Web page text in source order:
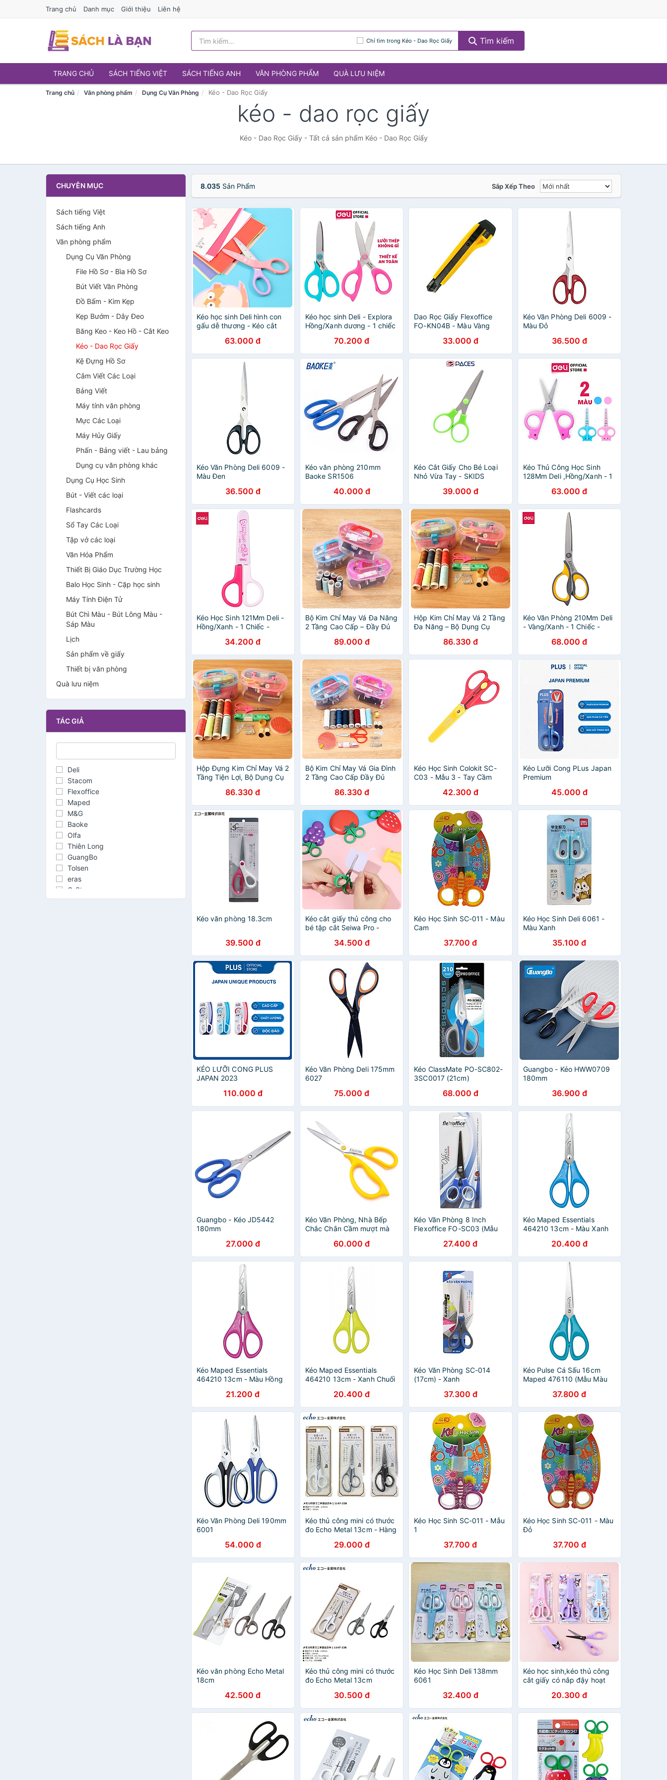
Trang chủ Danh mục Giới thiệu Liên hệ
Chỉ tìm trong Kéo - Dao Rọc Giấy Tìm kiếm
TRANG CHỦ SÁCH TIẾNG VIỆT SÁCH TIẾNG ANH VĂN PHÒNG PHẨM QUÀ LƯU NIỆM
Trang chủ Văn phòng phẩm Dụng Cụ Văn Phòng Kéo - Dao Rọc Giấy
kéo - dao rọc giấy
Kéo - Dao Rọc Giấy - Tất cả sản phẩm Kéo - Dao Rọc Giấy
CHUYÊN MỤC
Sách tiếng Việt
Sách tiếng Anh
Văn phòng phẩm
Dụng Cụ Văn Phòng
File Hồ Sơ - Bìa Hồ Sơ
Bút Viết Văn Phòng
Đồ Bấm - Kim Kẹp
Kẹp Bướm - Dây Đeo
Băng Keo - Keo Hồ - Cắt Keo
Kéo - Dao Rọc Giấy
Kệ Đựng Hồ Sơ
Cắm Viết Các Loại
Bảng Viết
Máy tính văn phòng
Mực Các Loại
Máy Hủy Giấy
Phấn - Bảng viết - Lau bảng
Dụng cụ văn phòng khác
Dụng Cụ Học Sinh
Bút - Viết các loại
Flashcards
Sổ Tay Các Loại
Tập vở các loại
Văn Hóa Phẩm
Thiết Bị Giáo Dục Trường Học
Balo Học Sinh - Cặp học sinh
Máy Tính Điện Tử
Bút Chì Màu - Bút Lông Màu -
Sáp Màu
Lịch
Sản phẩm về giấy
Thiết bị văn phòng
Quà lưu niệm
TÁC GIẢ
Deli
Stacom
Flexoffice
Maped
M&G
Baoke
Olfa
Thiên Long
GuangBo
Tolsen
eras
G-Star
CLASSMATE
8.035 Sản Phẩm Sắp Xếp Theo
Kéo học sinh Deli hình con
gấu dễ thương - Kéo cắt
63.000 đ
Kéo học sinh Deli - Explora
Hồng/Xanh dương - 1 chiếc
70.200 đ
Dao Rọc Giấy Flexoffice
FO-KN04B - Màu Vàng
33.000 đ
Kéo Văn Phòng Deli 6009 -
Màu Đỏ
36.500 đ
Kéo Văn Phòng Deli 6009 -
Màu Đen
36.500 đ
Kéo văn phòng 210mm
Baoke SR1506
40.000 đ
Kéo Cắt Giấy Cho Bé Loại
Nhỏ Vừa Tay - SKIDS
39.000 đ
Kéo Thủ Công Học Sinh
128Mm Deli ,Hồng/Xanh - 1
63.000 đ
Kéo Học Sinh 121Mm Deli -
Hồng/Xanh - 1 Chiếc -
34.200 đ
Bộ Kim Chỉ May Vá Đa Năng
2 Tầng Cao Cấp – Đầy Đủ
Thước Đo & Khuy Áo, Tiện
Dụng Cho Gia Đình
89.000 đ
Hộp Kim Chỉ May Vá 2 Tầng
Đa Năng – Bộ Dụng Cụ
Sửa Quần Áo Tiện Lợi
86.330 đ
Kéo Văn Phòng 210Mm Deli
- Vàng/Xanh - 1 Chiếc -
68.000 đ
Hộp Đựng Kim Chỉ May Vá 2
Tầng Tiện Lợi, Bộ Dụng Cụ
Chỉ, Kim, Thước Dây, Xỏ
Kim
86.330 đ
Bộ Kim Chỉ May Vá Gia Đình
2 Tầng Cao Cấp Đầy Đủ
Màu, Khuy, Thước Dây
86.330 đ
Kéo Học Sinh Colokit SC-
C03 - Mẫu 3 - Tay Cầm
42.300 đ
Kéo Lưỡi Cong PLus Japan
Premium
45.000 đ
Kéo văn phòng 18.3cm
39.500 đ
Kéo cắt giấy thủ công cho
bé tập cắt Seiwa Pro -
(Giao màu ngẫu nhiên)
34.500 đ
Kéo Học Sinh SC-011 - Màu
Cam
37.700 đ
Kéo Học Sinh Deli 6061 -
Màu Xanh
35.100 đ
KÉO LƯỠI CONG PLUS
JAPAN 2023
110.000 đ
Kéo Văn Phòng Deli 175mm
6027
75.000 đ
Kéo ClassMate PO-SC802-
3SC0017 (21cm)
68.000 đ
Guangbo - Kéo HWW0709
180mm
36.900 đ
Guangbo - Kéo JD5442
180mm
27.000 đ
Kéo Văn Phòng, Nhà Bếp
Chắc Chắn Cầm mượt mà
60.000 đ
Kéo Văn Phòng 8 Inch
Flexoffice FO-SC03 (Mẫu
27.400 đ
Kéo Maped Essentials
464210 13cm - Màu Xanh
20.400 đ
Kéo Maped Essentials
464210 13cm - Màu Hồng
21.200 đ
Kéo Maped Essentials
464210 13cm - Xanh Chuối
20.400 đ
Kéo Văn Phòng SC-014
(17cm) - Xanh
37.300 đ
Kéo Pulse Cá Sấu 16cm
Maped 476110 (Mẫu Màu
37.800 đ
Kéo Văn Phòng Deli 190mm
6001
54.000 đ
Kéo thủ công mini có thước
đo Echo Metal 13cm - Hàng
29.000 đ
Kéo Học Sinh SC-011 - Mẫu
1
37.700 đ
Kéo Học Sinh SC-011 - Màu
Đỏ
37.700 đ
Kéo văn phòng Echo Metal
18cm
42.500 đ
Kéo thủ công mini có thước
đo Echo Metal 13cm
30.500 đ
Kéo Học Sinh Deli 138mm
6061
32.400 đ
Kéo học sinh,kéo thủ công
cắt giấy có nắp đậy hoạt
20.300 đ